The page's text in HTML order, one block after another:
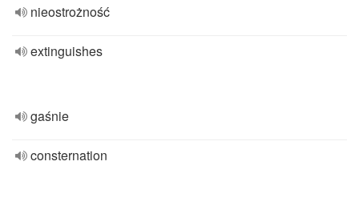
nieostrożność
extinguishes
gaśnie
consternation